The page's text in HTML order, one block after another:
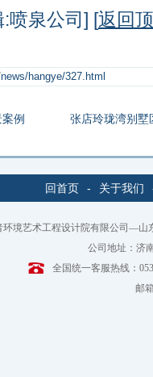
:喷泉公司] [返回
例 张店玲珑湾别墅
回首页 - 关于我们
环境艺术工程设计院有限公司—
公司地址：济
全国统一客服热线：
邮